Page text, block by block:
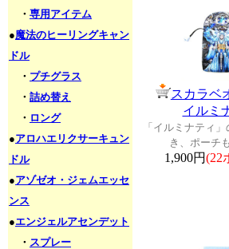
・ 専用アイテム
●魔法のヒーリングキャン
ドル
・ プチグラス
・ 詰め替え
・ ロング
●アロハエリクサーキュン
ドル
●アゾゼオ・ジェムエッセ
ンス
●エンジェルアセンデット
・ スプレー
スカラベ
イルミ
「イルミナティ
き、ポーチ
1,900円(22